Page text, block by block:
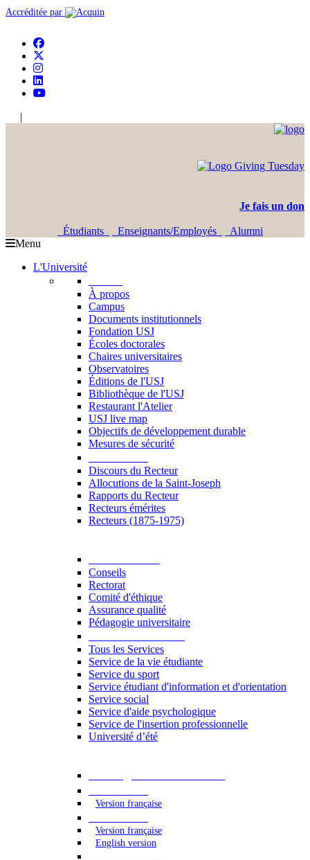
Accréditée par
|
Je fais un don
Étudiants Enseignants/Employés
Alumni
Menu
L'Université
À propos
Campus
Documents institutionnels
Fondation USJ
Écoles doctorales
Chaires universitaires
Observatoires
Éditions de l'USJ
Bibliothèque de l'USJ
Restaurant l'Atelier
USJ live map
Objectifs de développement durable
Mesures de sécurité
Discours du Recteur
Allocutions de la Saint-Joseph
Rapports du Recteur
Recteurs émérites
Recteurs (1875-1975)
Conseils
Rectorat
Comité d'éthique
Assurance qualité
Pédagogie universitaire
Tous les Services
Service de la vie étudiante
Service du sport
Service étudiant d'information et d'orientation
Service social
Service d'aide psychologique
Service de l'insertion professionnelle
Université d’été
Version française
Version française
English version